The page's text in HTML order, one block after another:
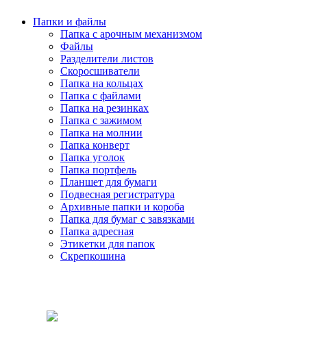
Папки и файлы
Папка с арочным механизмом
Файлы
Разделители листов
Скоросшиватели
Папка на кольцах
Папка с файлами
Папка на резинках
Папка с зажимом
Папка на молнии
Папка конверт
Папка уголок
Папка портфель
Планшет для бумаги
Подвесная регистратура
Архивные папки и короба
Папка для бумаг с завязками
Папка адресная
Этикетки для папок
Скрепкошина